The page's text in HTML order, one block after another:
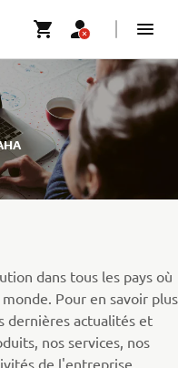
dans tous les pays où
Pour en savoir plus
dernières actualités et
nos services, nos
de l'entreprise.